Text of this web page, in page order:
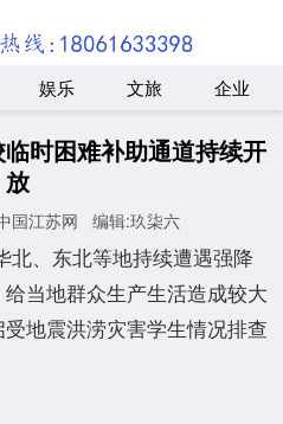
娱乐 文旅 企业
时困难补助通道持续开
放
国江苏网 编辑:玖柒六
北、东北等地持续遭遇强降
当地群众生产生活造成较大
地震洪涝灾害学生情况排查